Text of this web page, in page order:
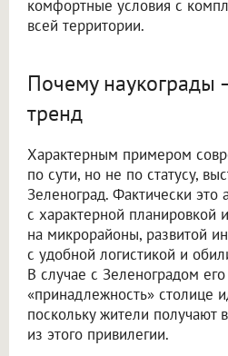
комфортные условия с
всей территории.
Почему наукограды
тренд
Характерным примером
по сути, но не по статусу,
Зеленоград. Фактически это
с характерной планировкой
на микрорайоны, развитой
с удобной логистикой и
В случае с Зеленоградом
«принадлежность» столице
поскольку жители получают
из этого привилегии.